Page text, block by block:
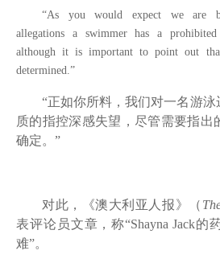
“As you would expect we are
allegations a swimmer has a
although it is important to point out
determined.”
“正如你所料，我们对一名游
质的指控深感失望，尽管需要指出
确定。”
对此，《澳大利亚人报》（
表评论员文章，称“Shayna Jack的
难”。